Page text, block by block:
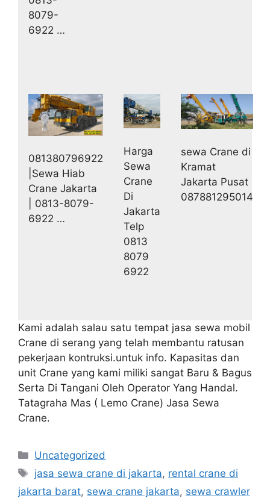
8079-
6922 …
081380796922
|Sewa Hiab
Crane Jakarta
| 0813-8079-
6922 …
Harga
Sewa
Crane
Di
Jakarta
Telp
0813
8079
6922
sewa Crane di
Kramat
Jakarta Pusat
087881295014
Kami adalah salau satu tempat jasa sewa mobil
Crane di serang yang telah membantu ratusan
pekerjaan kontruksi.untuk info. Kapasitas dan
unit Crane yang kami miliki sangat Baru & Bagus
Serta Di Tangani Oleh Operator Yang Handal.
Tatagraha Mas ( Lemo Crane) Jasa Sewa
Crane.
Categories
Uncategorized
Tags
jasa sewa crane di jakarta, rental crane di
jakarta barat, sewa crane jakarta, sewa crawler